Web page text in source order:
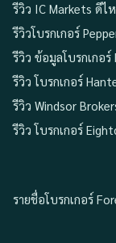
รีวิว IC Markets ดีไ
รีวิวโบรกเกอร์
รีวิว ข้อมูลโบรกเกอ
รีวิว โบรกเกอร์
รีวิว Windsor
รีวิว โบรกเกอร์
รายชื่อโบรกเกอร์